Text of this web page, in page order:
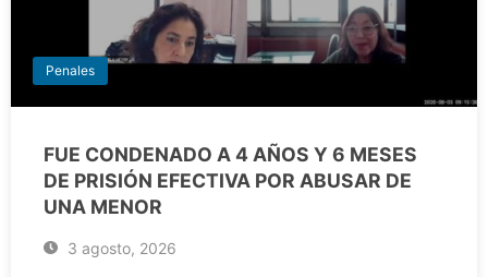
Penales
FUE CONDENADO A 4 AÑOS Y 6 MESES
DE PRISIÓN EFECTIVA POR ABUSAR DE
UNA MENOR
3 agosto, 2026